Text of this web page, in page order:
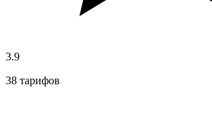
3.9
38 тарифов